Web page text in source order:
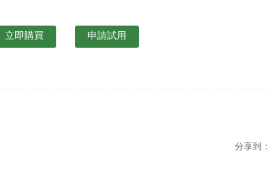
立即購買 申請試用
分享到：